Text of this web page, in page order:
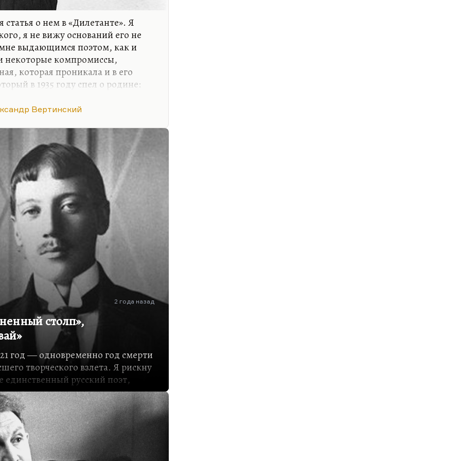
о нем в «Дилетанте». Я
я не вижу оснований его не
выдающимся поэтом, как и
некоторые компромиссы,
которая проникала и в его
в 1935 году спел о родине:
Человек, который
Берггольц (Ахматова
что только
любить родину, – у него со…
Вертинский
2 года назад
столп»,
год ― одновременно год смерти
творческого взлета. Я рискну
единственный русский поэт,
на мысль то ли о каком-то
программы, что тоже возможно,
умысле, который мне пока
автора не убивают, пока он
― читатель, ему нужна эта